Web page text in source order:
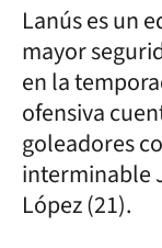
Lanús es un
mayor
en la
ofensiva
goleadores
interminable
López (21).